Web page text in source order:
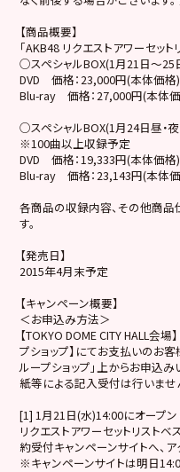
【商品概要】
「AKB48 リクエストアワーセット
○スペシャルBOX(1月21日～
DVD 価格：23,000円(本体価格
Blu-ray 価格：27,000円(本体
○スペシャルBOX(1月24日昼・
※100曲以上収録予定
DVD 価格：19,333円(本体価格
Blu-ray 価格：23,143円(本体
各商品の収録内容、その他商
す。
【発売日】
2015年4月末予定
【キャンペーン概要】
＜お申込み方法＞
【TOKYO DOME CITY HALL会
プショップ】にてお支払いのお
ループショップ」上からお申込
紙等による記入受付は行いませ
[1] 1月21日(水)14:00にオープン
リクエストアワーセットリスト
約受付キャンペーンサイトへ、ア
※キャンペーンサイトは明日